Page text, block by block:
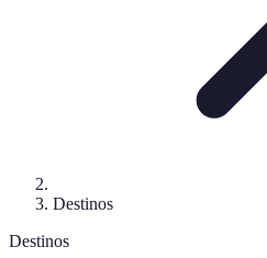
Destinos
Destinos